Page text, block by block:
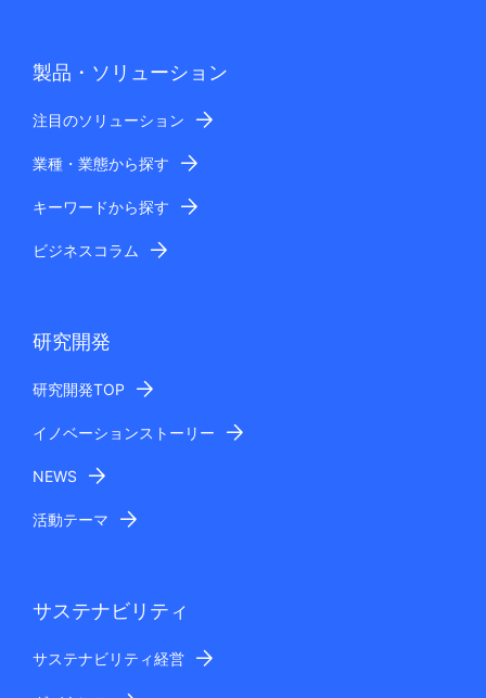
製品・ソリューション
注目のソリューション
業種・業態から探す
キーワードから探す
ビジネスコラム
研究開発
研究開発TOP
イノベーションストーリー
NEWS
活動テーマ
サステナビリティ
サステナビリティ経営